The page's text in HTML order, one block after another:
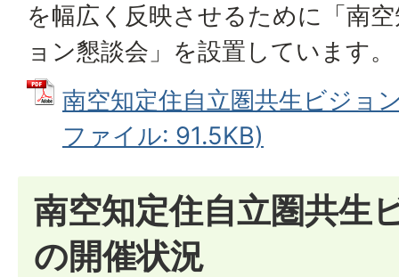
を幅広く反映させるために「南
ョン懇談会」を設置しています。
南空知定住自立圏共生ビジョ
ファイル: 91.5KB)
南空知定住自立圏共生
の開催状況